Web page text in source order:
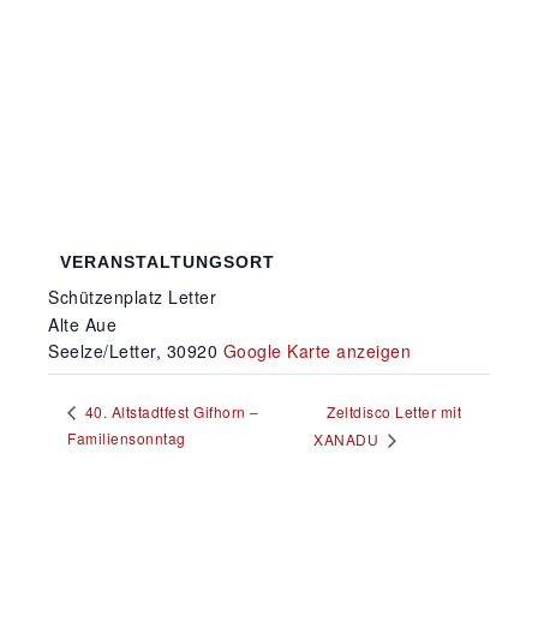
VERANSTALTUNGSORT
Schützenplatz Letter
Alte Aue
Seelze/Letter, 30920 Google Karte anzeigen
40. Altstadtfest Gifhorn –
Familiensonntag
Zeltdisco Letter mit
XANADU